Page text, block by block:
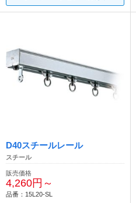
D40スチールレール
スチール
販売価格
4,260円～
品番：15L20-SL